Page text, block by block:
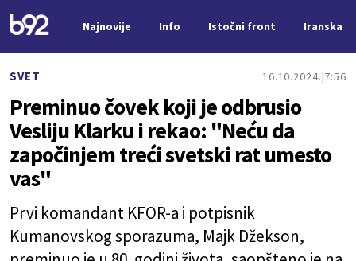
Najnovije Info Istočni front Iranska
SVET 16.10.2024. 7:56
Preminuo čovek koji je odbrusio
Vesliju Klarku i rekao: "Neću da
započinjem treći svetski rat umesto
vas"
Prvi komandant KFOR-a i potpisnik
Kumanovskog sporazuma, Majk Džekson,